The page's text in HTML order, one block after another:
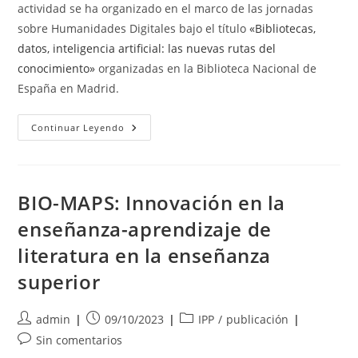
actividad se ha organizado en el marco de las jornadas
sobre Humanidades Digitales bajo el título«Bibliotecas,
datos, inteligencia artificial: las nuevas rutas del
conocimiento» organizadas en la Biblioteca Nacional de
España en Madrid.
Continuar Leyendo BIOMAPS
EN
BIO-MAPS: Innovación en la
enseñanza-aprendizaje de
literatura en la enseñanza
superior
Autor
de
admin
Publicación
de
09/10/2023
Categoría
IPP / publicación
Comentarios
Sin comentarios